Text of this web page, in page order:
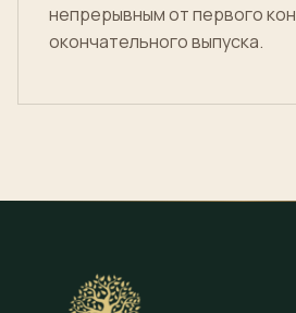
непрерывным от первого
окончательного выпуска.